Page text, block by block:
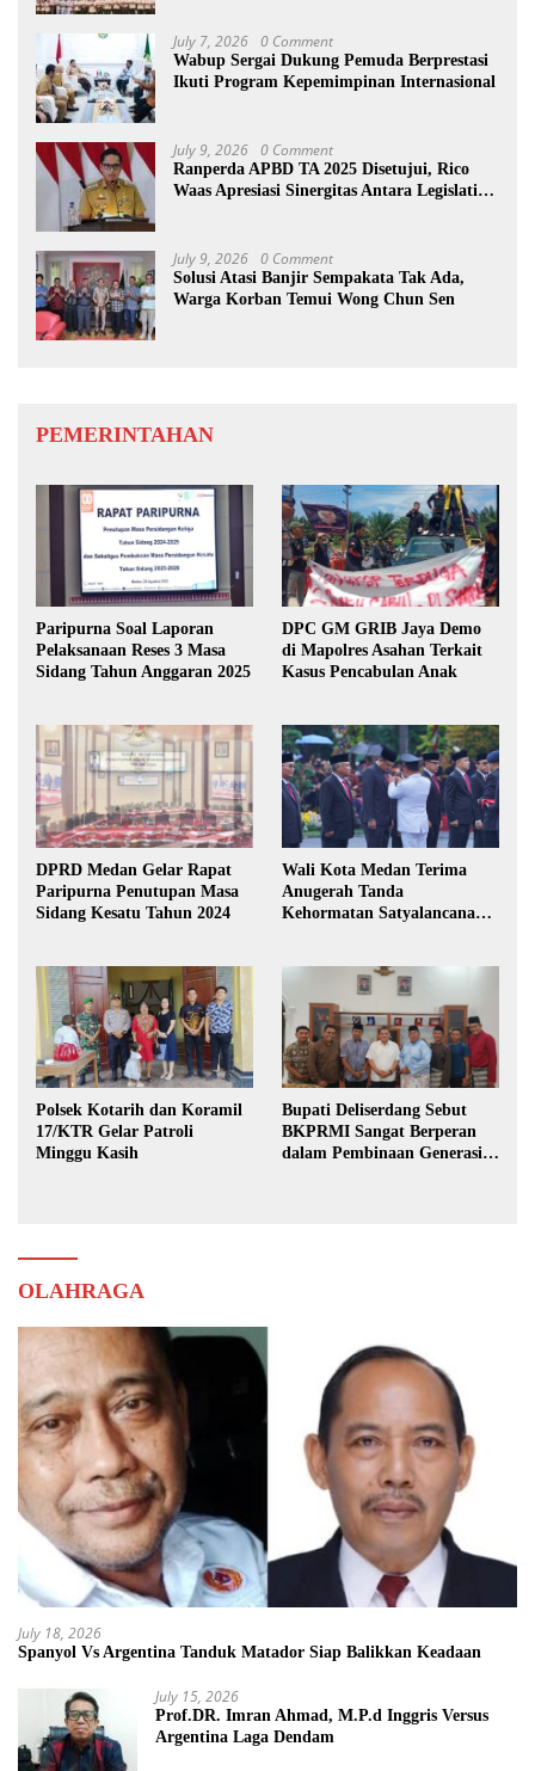
July 7, 2026 0 Comment
Wabup Sergai Dukung Pemuda Berprestasi
Ikuti Program Kepemimpinan Internasional
July 9, 2026 0 Comment
Ranperda APBD TA 2025 Disetujui, Rico
Waas Apresiasi Sinergitas Antara Legislatif
July 9, 2026 0 Comment
Solusi Atasi Banjir Sempakata Tak Ada,
Warga Korban Temui Wong Chun Sen
PEMERINTAHAN
Paripurna Soal Laporan
Pelaksanaan Reses 3 Masa
Sidang Tahun Anggaran 2025
DPC GM GRIB Jaya Demo
di Mapolres Asahan Terkait
Kasus Pencabulan Anak
DPRD Medan Gelar Rapat
Paripurna Penutupan Masa
Sidang Kesatu Tahun 2024
Wali Kota Medan Terima
Anugerah Tanda
Kehormatan Satyalancana
Polsek Kotarih dan Koramil
17/KTR Gelar Patroli
Minggu Kasih
Bupati Deliserdang Sebut
BKPRMI Sangat Berperan
dalam Pembinaan Generasi
OLAHRAGA
July 18, 2026
Spanyol Vs Argentina Tanduk Matador Siap Balikkan Keadaan
July 15, 2026
Prof.DR. Imran Ahmad, M.P.d Inggris Versus
Argentina Laga Dendam